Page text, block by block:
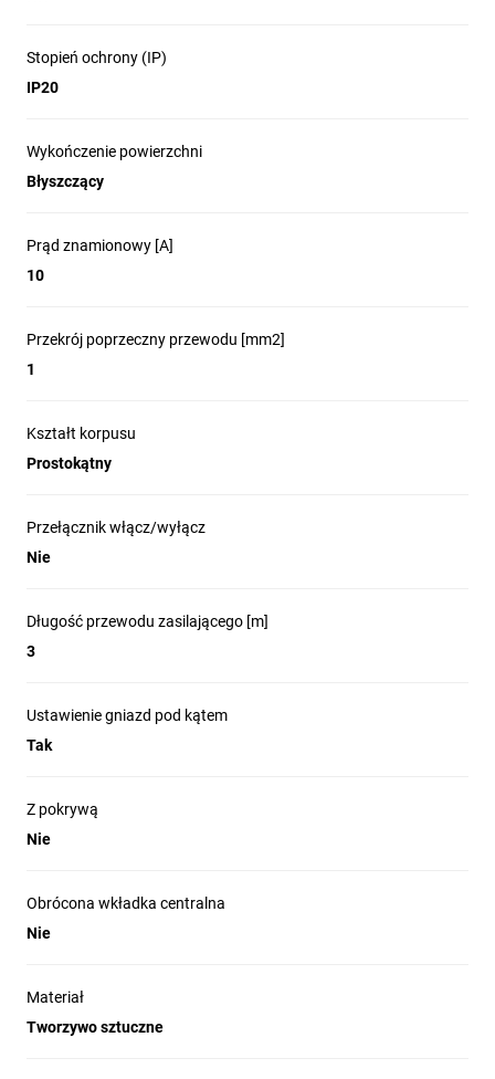
Stopień ochrony (IP)
IP20
Wykończenie powierzchni
Błyszczący
Prąd znamionowy [A]
10
Przekrój poprzeczny przewodu [mm2]
1
Kształt korpusu
Prostokątny
Przełącznik włącz/wyłącz
Nie
Długość przewodu zasilającego [m]
3
Ustawienie gniazd pod kątem
Tak
Z pokrywą
Nie
Obrócona wkładka centralna
Nie
Materiał
Tworzywo sztuczne